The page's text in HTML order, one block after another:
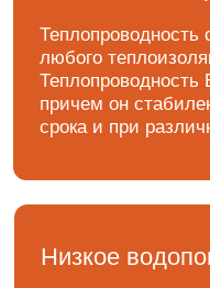
При производстве
экологически чистым
гарантирует хорошую
и благоприятный
в любом здании